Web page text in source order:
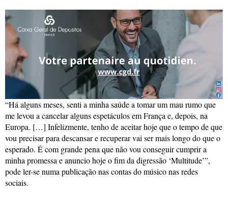
“Há alguns meses, senti a minha saúde a tomar um mau rumo que
me levou a cancelar alguns espetáculos em França e, depois, na
Europa. […] Infelizmente, tenho de aceitar hoje que o tempo de que
vou precisar para descansar e recuperar vai ser mais longo do que o
esperado. É com grande pena que não vou conseguir cumprir a
minha promessa e anuncio hoje o fim da digressão ‘Multitude’”,
pode ler-se numa publicação nas contas do músico nas redes
sociais.